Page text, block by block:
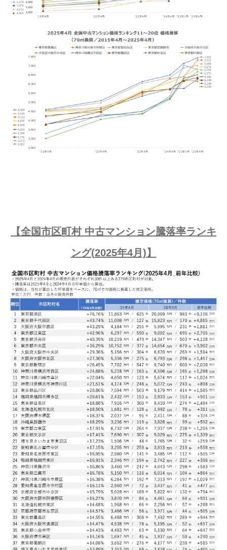
【全国市区町村 中古マンション騰落率ランキ
ング(2025年4月)】